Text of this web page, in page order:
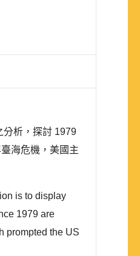
分析，探討 1979
海危機，美國主
is to display
1979 are
prompted the US